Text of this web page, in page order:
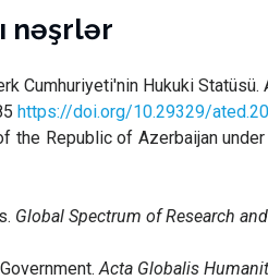
nəşrlər
Cumhuriyeti'nin Hukuki
https://doi.org/10.29329/
Republic of Azerbaijan
Global Spectrum of Research
Acta Globalis